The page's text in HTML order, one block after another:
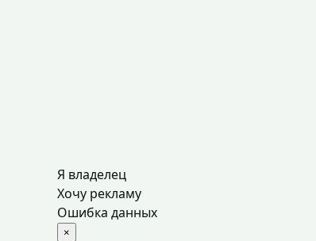
Я владелец
Хочу рекламу
Ошибка данных
×